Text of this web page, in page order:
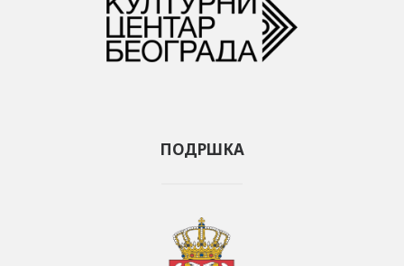
ПОДРШКА